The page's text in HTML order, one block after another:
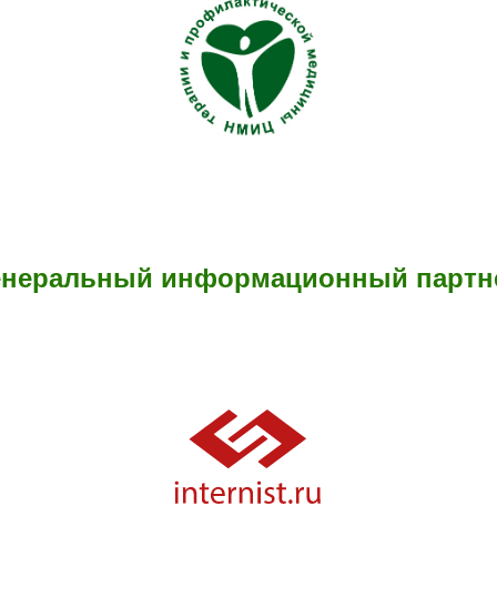
информационный